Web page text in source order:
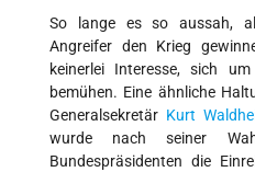
So lange es so aussah,
Angreifer den Krieg
keinerlei Interesse, sich
bemühen. Eine ähnliche
Generalsekretär Kurt
wurde nach seiner
Bundespräsidenten die